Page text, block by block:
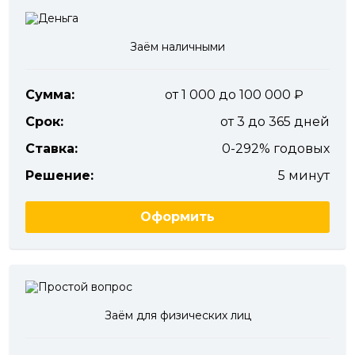
Заём наличными
Сумма:
от 1 000 до 100 000
Срок:
от 3 до 365 дней
Ставка:
0-292% годовых
Решение:
5 минут
Оформить
Заём для физических лиц